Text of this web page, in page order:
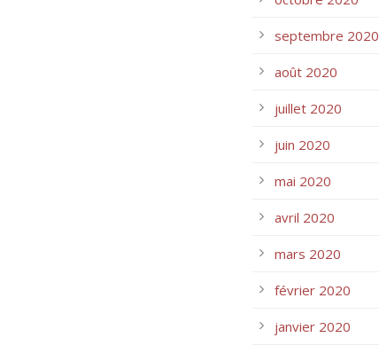
septembre 2020
août 2020
juillet 2020
juin 2020
mai 2020
avril 2020
mars 2020
février 2020
janvier 2020